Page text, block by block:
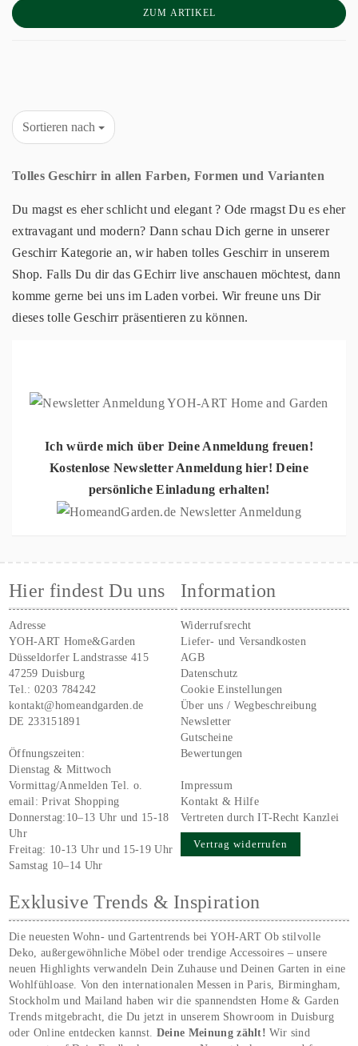
ZUM ARTIKEL
Sortieren nach
Tolles Geschirr in allen Farben, Formen und Varianten
Du magst es eher schlicht und elegant ? Ode rmagst Du es eher
extravagant und modern? Dann schau Dich gerne in unserer
Geschirr Kategorie an, wir haben tolles Geschirr in unserem
Shop. Falls Du dir das GEchirr live anschauen möchtest, dann
komme gerne bei uns im Laden vorbei. Wir freune uns Dir
dieses tolle Geschirr präsentieren zu können.
Ich würde mich über Deine Anmeldung freuen!
Kostenlose Newsletter Anmeldung hier! Deine
persönliche Einladung erhalten!
Hier findest Du uns
Adresse
YOH-ART Home&Garden
Düsseldorfer Landstrasse 415
47259 Duisburg
Tel.:0203 784242
kontakt@homeandgarden.de
DE 233151891
Öffnungszeiten:
Dienstag & Mittwoch
Vormittag/Anmelden Tel. o.
email:Privat Shopping
Donnerstag:10–13 Uhr und 15-18
Uhr
Freitag: 10-13 Uhr und 15-19 Uhr
Samstag 10–14 Uhr
Information
Widerrufsrecht
Liefer- und Versandkosten
AGB
Datenschutz
Cookie Einstellungen
Über uns / Wegbeschreibung
Newsletter
Gutscheine
Bewertungen
Impressum
Kontakt & Hilfe
Vertreten durch IT-Recht Kanzlei
Vertrag widerrufen
Exklusive Trends & Inspiration
Die neuesten Wohn- und Gartentrends bei YOH‑ART Ob stilvolle
Deko, außergewöhnliche Möbel oder trendige Accessoires – unsere
neuen Highlights verwandeln Dein Zuhause und Deinen Garten in eine
Wohlfühloase. Von den internationalen Messen in Paris, Birmingham,
Stockholm und Mailand haben wir die spannendsten Home & Garden
Trends mitgebracht, die Du jetzt in unserem Showroom in Duisburg
oder Online entdecken kannst. Deine Meinung zählt!Wir sind